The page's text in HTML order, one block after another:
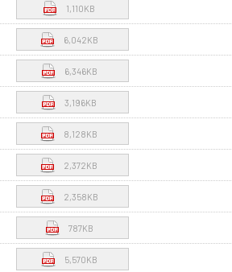
1,110KB
6,042KB
6,346KB
3,196KB
8,128KB
2,372KB
2,358KB
787KB
5,570KB